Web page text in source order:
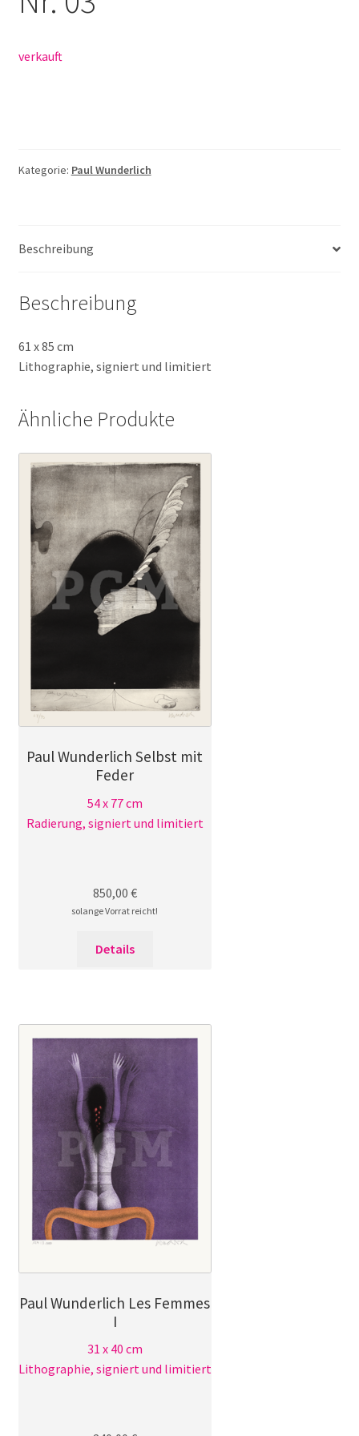
verkauft
Kategorie: Paul Wunderlich
Beschreibung
Beschreibung
61 x 85 cm
Lithographie, signiert und limitiert
Ähnliche Produkte
Paul Wunderlich Selbst mit
Feder
54 x 77 cm
Radierung, signiert und limitiert
850,00 €
solange Vorrat reicht!
Details
Paul Wunderlich Les Femmes
I
31 x 40 cm
Lithographie, signiert und limitiert